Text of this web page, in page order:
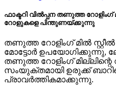
ഫാക്ടറി വിൽപ്പന തണുത്ത
റോളുകളെ പിന്തുണയ്ക്കുന്നു
തണുത്ത റോളിംഗ് മിൽ സ്റ്റീൽ
മോട്ടോർ ഉപയോഗിക്കുന്നു,
തണുത്ത റോളിംഗ് മില്ലിന്റെ
സംയുക്തമായി ഉരുക്ക്
പ്രാവർത്തികമാക്കുന്നു.